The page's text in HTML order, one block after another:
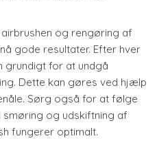
og rengøring af
gode resultater. Efter hver
grundigt for at undgå
Dette kan gøres ved hjælp
Sørg også for at følge
og udskiftning af
fungerer optimalt.